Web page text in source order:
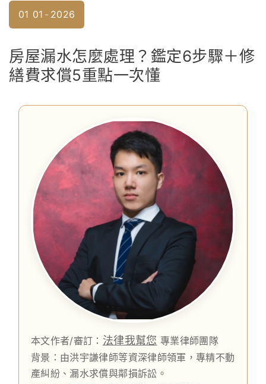
01 01 2026
房屋漏水怎麼處理？鑑定6步驟＋修
繕費求償5重點一次懂
本文作者/審訂： 法律我幫您 專業律師團隊
背景：由洪宇謙律師等資深律師領軍，專精不動
產糾紛、漏水求償與鄰損訴訟。